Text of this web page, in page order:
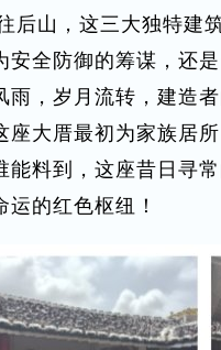
山，这三大独特建
安全防御的筹谋，还
雨，岁月流转，建造
座大厝最初为家族居
能料到，这座昔日寻
的红色枢纽！